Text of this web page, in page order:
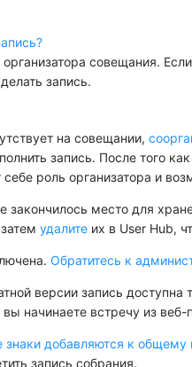
совещания.
запись.
на совещании,
запись. После того
роль организатора и
закончилось место для
удалите их в User Hub,
Обратитесь к
версии запись доступна
начинаете встречу из
добавляются к общему
запись собрания.